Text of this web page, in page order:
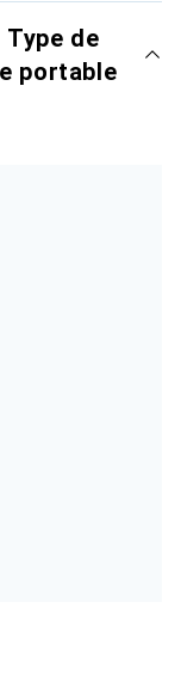
de
portable